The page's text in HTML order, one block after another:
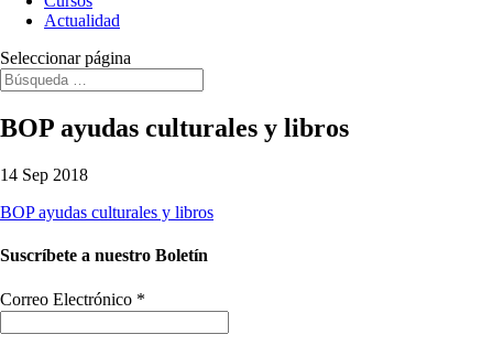
Actualidad
Seleccionar página
BOP ayudas culturales y libros
14 Sep 2018
BOP ayudas culturales y libros
Suscríbete a nuestro Boletín
Correo Electrónico *